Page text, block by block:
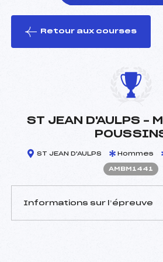
le ski
Retour aux courses
ST JEAN D'AULPS –
ST JEAN D'AULPS Hommes
AMBM1441
Informations sur l’épreuve